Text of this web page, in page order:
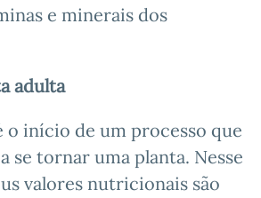
e minerais dos
adulta
o início de um processo que
se tornar uma planta. Nesse
valores nutricionais são